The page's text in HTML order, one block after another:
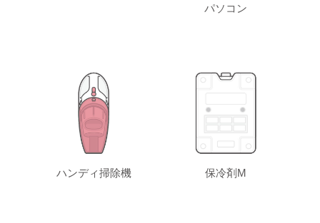
パソコン
ハンディ掃除機 保冷剤M